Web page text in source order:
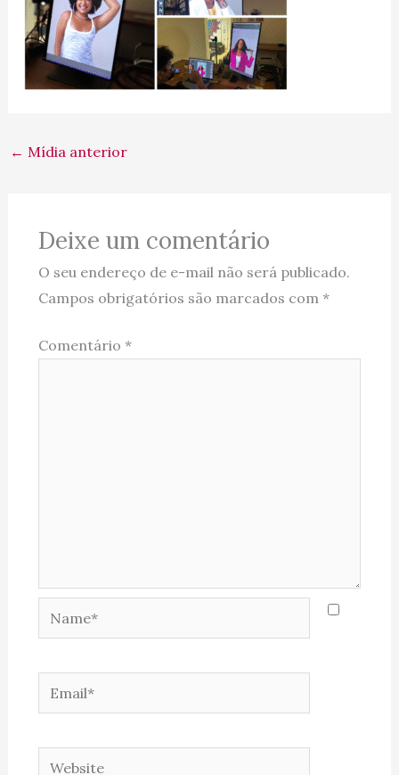
← Mídia anterior
Deixe um comentário
O seu endereço de e-mail não será publicado.
Campos obrigatórios são marcados com *
Comentário *
Website